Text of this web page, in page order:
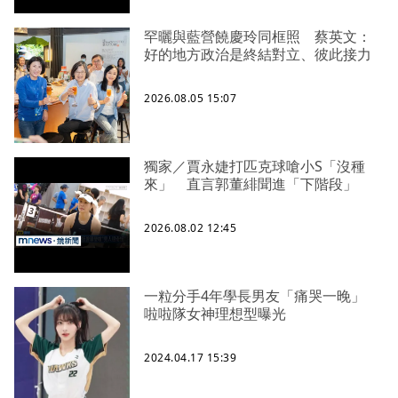
罕曬與藍營饒慶玲同框照 蔡英文：
好的地方政治是終結對立、彼此接力
2026.08.05 15:07
獨家／賈永婕打匹克球嗆小S「沒種
來」 直言郭董緋聞進「下階段」
2026.08.02 12:45
一粒分手4年學長男友「痛哭一晚」
啦啦隊女神理想型曝光
2024.04.17 15:39